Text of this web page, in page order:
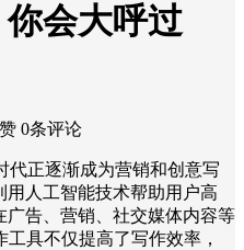
会大呼过
0条评论
代正逐渐成为营销和创意写
人工智能技术帮助用户高
告、营销、社交媒体内容等
具不仅提高了写作效率，